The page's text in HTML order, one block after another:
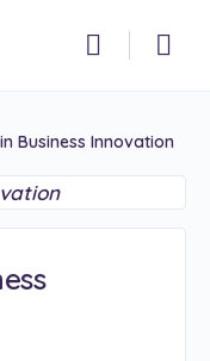
Business Innovation